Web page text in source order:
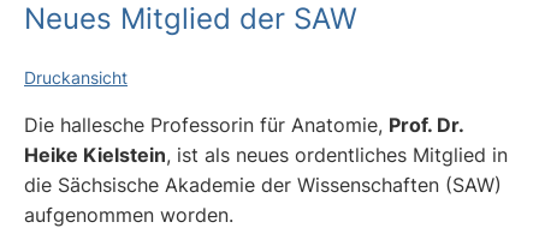
Neues Mitglied der SAW
Druckansicht
Die hallesche Professorin für Anatomie, Prof. Dr.
Heike Kielstein, ist als neues ordentliches Mitglied in
die Sächsische Akademie der Wissenschaften (SAW)
aufgenommen worden.